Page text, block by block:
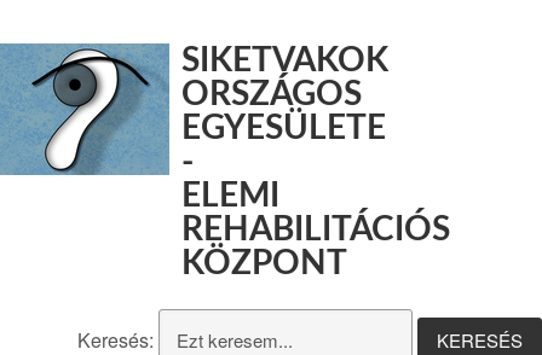
SIKETVAKOK
ORSZÁGOS
EGYESÜLETE
-
ELEMI
REHABILITÁCIÓS
KÖZPONT
Keresés: